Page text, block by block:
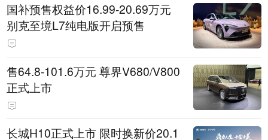
国补预售权益价16.99-20.69万元
别克至境L7纯电版开启预售
售64.8-101.6万元 尊界V680/V800
正式上市
长城H10正式上市 限时换新价20.1